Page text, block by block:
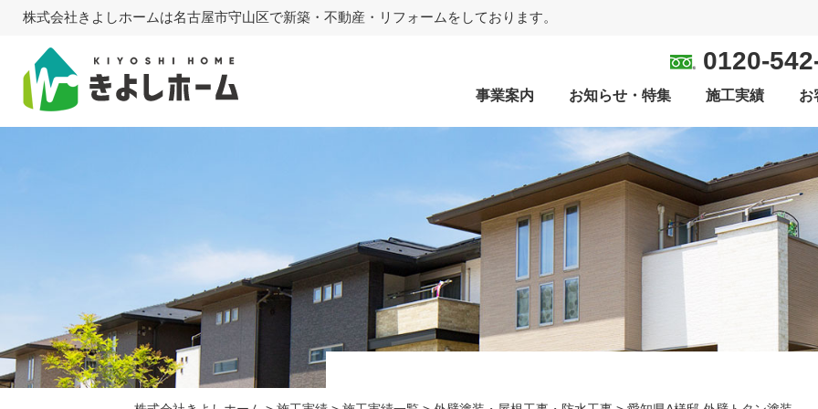
株式会社きよしホームは名古屋市守山区で新築・不動産・リフォームをしております。
0120-
事業案内 お知らせ・特集 施工実績 お